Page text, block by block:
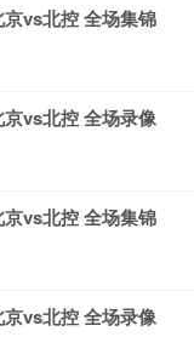
vs北控 全场集锦
vs北控 全场录像
vs北控 全场集锦
vs北控 全场录像